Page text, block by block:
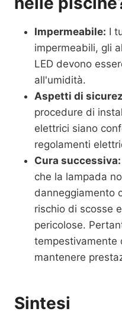
Impermeabile: I
impermeabili, gli
LED devono
all'umidità.
Aspetti di
procedure di
elettrici siano
regolamenti
Cura successiva:
che la lampada
danneggiamento
rischio di scosse
pericolose.
tempestivamente
mantenere
Sintesi